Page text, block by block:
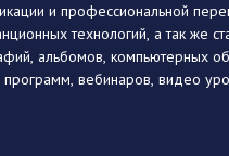
и профессиональной
технологий, а так же
альбомов, компьютерных
вебинаров, видео